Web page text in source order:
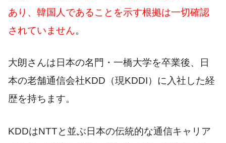
あり、韓国人であることを示す根拠は一切確認
されていません。
大朗さんは日本の名門・一橋大学を卒業後、日
本の老舗通信会社KDD（現KDDI）に入社した経
歴を持ちます。
KDDはNTTと並ぶ日本の伝統的な通信キャリア